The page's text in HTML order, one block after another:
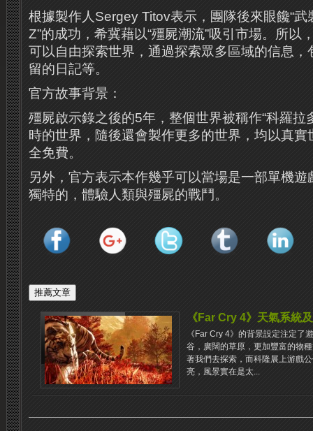
根據製作人Sergey Titov表示，團隊後來眼饞“武
Z”的成功，希冀藉以“殭屍潮流”吸引市場。所以
可以自由探索世界，通過探索眾多區域的信息
留的日記等。
官方故事背景：
殭屍啟示錄之後的5年，整個世界被稱作“科羅拉
時的世界，隨後還會製作更多的世界，均以真
全免費。
另外，官方表示本作幾乎可以當場是一部單機
獨特的，體驗人類與殭屍的戰鬥。
《Far Cry 4》天氣系統
《Far Cry 4》的背景設定注定了
谷，廣闊的草原，更加豐富的物
著我們去探索，而科隆展上游戲
亮，風景實在是太...